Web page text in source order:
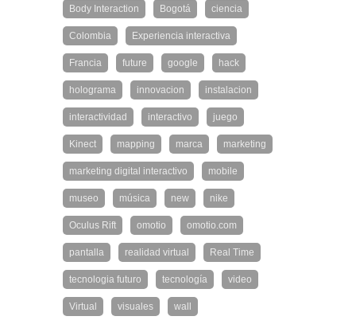
Body Interaction Bogotá ciencia
Colombia Experiencia interactiva
Francia future google hack
holograma innovacion instalacion
interactividad interactivo juego
Kinect mapping marca marketing
marketing digital interactivo mobile
museo música new nike
Oculus Rift omotio omotio.com
pantalla realidad virtual Real Time
tecnologia futuro tecnología video
Virtual visuales wall